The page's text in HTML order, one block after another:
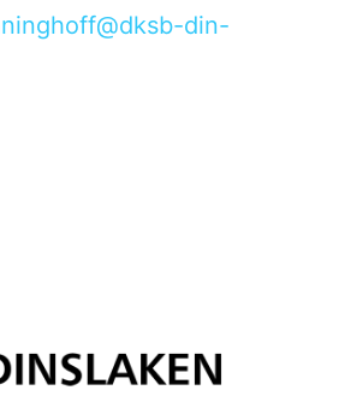
din-